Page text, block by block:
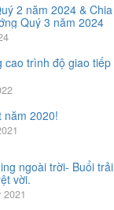
2 năm 2024 & Chia
Quý 3 năm 2024
cao trình độ giao tiếp
năm 2020!
ngoài trời- Buổi trải
vời.
2021